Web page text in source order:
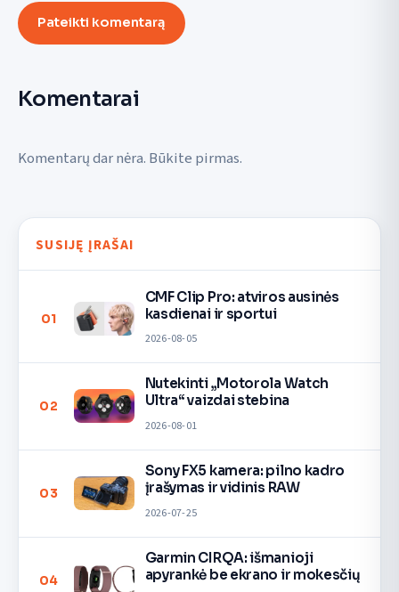
Pateikti komentarą
Komentarai
Komentarų dar nėra. Būkite pirmas.
SUSIJĘ ĮRAŠAI
01
CMF Clip Pro: atviros ausinės
kasdienai ir sportui
2026-08-05
02
Nutekinti „Motorola Watch
Ultra“ vaizdai stebina
2026-08-01
03
Sony FX5 kamera: pilno kadro
įrašymas ir vidinis RAW
2026-07-25
04
Garmin CIRQA: išmanioji
apyrankė be ekrano ir mokesčių